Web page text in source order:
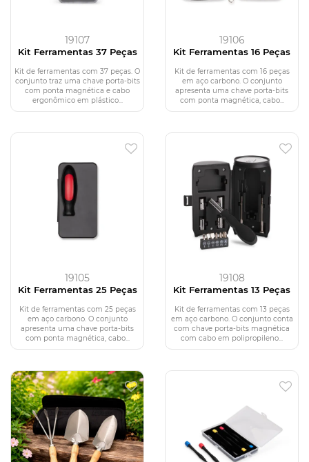
19107
Kit Ferramentas 37 Peças
Kit de ferramentas com 37 peças. O
conjunto traz uma chave porta-bits
com ponta magnética e cabo
ergonômico em plástico...
19106
Kit Ferramentas 16 Peças
Kit de ferramentas com 16 peças
em aço carbono. O conjunto
apresenta uma chave porta-bits
com ponta magnética, cabo...
19105
Kit Ferramentas 25 Peças
Kit de ferramentas com 25 peças
em aço carbono. O conjunto
apresenta uma chave porta-bits
com ponta magnética, cabo...
19108
Kit Ferramentas 13 Peças
Kit de ferramentas com 13 peças
em aço carbono. O conjunto conta
com chave porta-bits magnética
com cabo em polipropileno...